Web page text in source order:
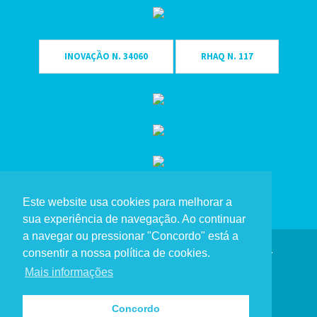
Este website usa cookies para melhorar a
sua experiência de navegação. Ao continuar
a navegar ou pressionar "Concordo" está a
consentir a nossa política de cookies.
Mais informações
Concordo
INOVAÇȀO N. 34060 RHAQ N. 117
Copyright Eme Singular® 2023. Todos os direitos reservados.
Canal de Denúncias
X - 30
X - 31
X - 32
X - 33
X - 34
X - 35
X - 36
X - 37
X - 39
X - 40
X - 41
X - 43
X - 44